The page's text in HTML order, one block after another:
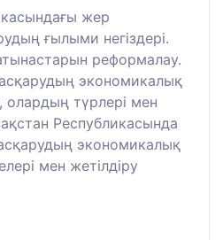
жер
ғылыми негіздері.
реформалау.
экономикалық
олардың түрлері мен
Республикасында
экономикалық
мен жетілдіру